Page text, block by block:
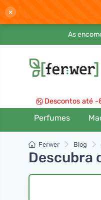
×
As
Descontos até -
Perfumes
Ferwer Blog
Descubra